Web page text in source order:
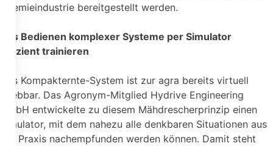
Chemieindustrie bereitgestellt werden.
Das Bedienen komplexer Systeme per Simulator
effizient trainieren
Das Kompakternte-System ist zur agra bereits virtuell
erlebbar. Das Agronym-Mitglied Hydrive Engineering
GmbH entwickelte zu diesem Mähdrescherprinzip einen
Simulator, mit dem nahezu alle denkbaren Situationen aus
der Praxis nachempfunden werden können. Damit steht